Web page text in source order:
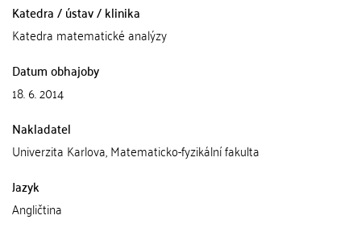
Katedra / ústav / klinika
Katedra matematické analýzy
Datum obhajoby
18. 6. 2014
Nakladatel
Univerzita Karlova, Matematicko-fyzikální fakulta
Jazyk
Angličtina